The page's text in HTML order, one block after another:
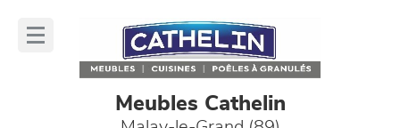
Meubles Cathelin